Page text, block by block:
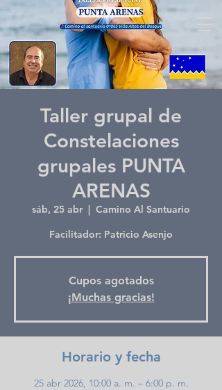
Taller grupal de
Constelaciones
grupales PUNTA
ARENAS
sáb, 25 abr
  |
Camino Al Santuario
Facilitador: Patricio Asenjo
Cupos agotados
¡Muchas gracias!
Horario y fecha
25 abr 2026, 10:00 a. m. – 6:00 p. m.